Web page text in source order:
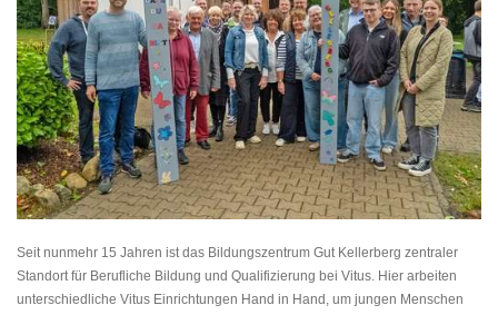
Seit nunmehr 15 Jahren ist das Bildungszentrum Gut Kellerberg zentraler
Standort für Berufliche Bildung und Qualifizierung bei Vitus. Hier arbeiten
unterschiedliche Vitus Einrichtungen Hand in Hand, um jungen Menschen